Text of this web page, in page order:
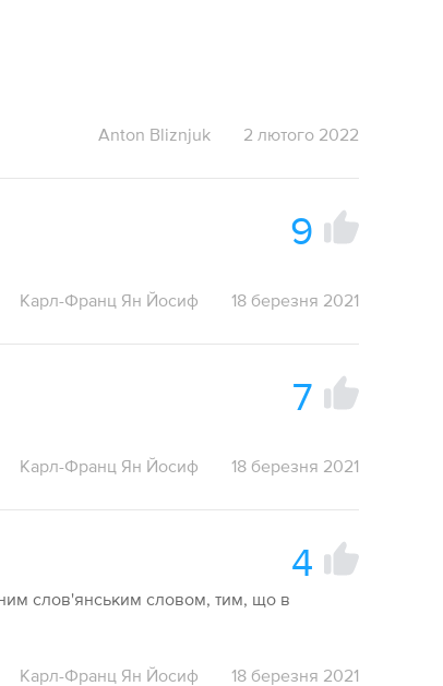
Anton Bliznjuk 2 лютого 2022
9
Карл-Франц Ян Йосиф 18 березня 2021
7
Карл-Франц Ян Йосиф 18 березня 2021
4
слов'янським словом, тим, що в
Карл-Франц Ян Йосиф 18 березня 2021